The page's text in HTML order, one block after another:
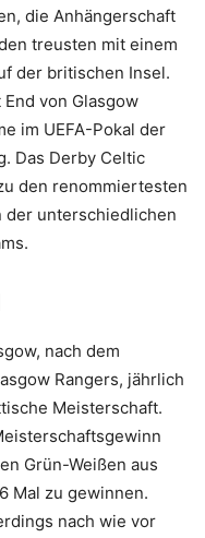
die Anhängerschaft
treusten mit einem
der britischen Insel.
von Glasgow
im UEFA-Pokal der
Das Derby Celtic
den renommiertesten
der unterschiedlichen
nach dem
Rangers, jährlich
Meisterschaft.
Grün-Weißen aus
Mal zu gewinnen.
nach wie vor